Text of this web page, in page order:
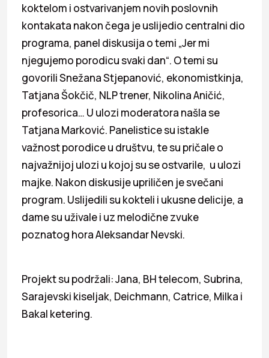
koktelom i ostvarivanjem novih poslovnih
kontakata nakon čega je uslijedio centralni dio
programa, panel diskusija o temi „Jer mi
njegujemo porodicu svaki dan“. O temi su
govorili Snežana Stjepanović, ekonomistkinja,
Tatjana Šokčič, NLP trener, Nikolina Aničić,
profesorica… U ulozi moderatora našla se
Tatjana Marković. Panelistice su istakle
važnost porodice u društvu, te su pričale o
najvažnijoj ulozi u kojoj su se ostvarile, u ulozi
majke. Nakon diskusije upriličen je svečani
program. Uslijedili su kokteli i ukusne delicije, a
dame su uživale i uz melodične zvuke
poznatog hora Aleksandar Nevski.
Projekt su podržali: Jana, BH telecom, Subrina,
Sarajevski kiseljak, Deichmann, Catrice, Milka i
Bakal ketering.